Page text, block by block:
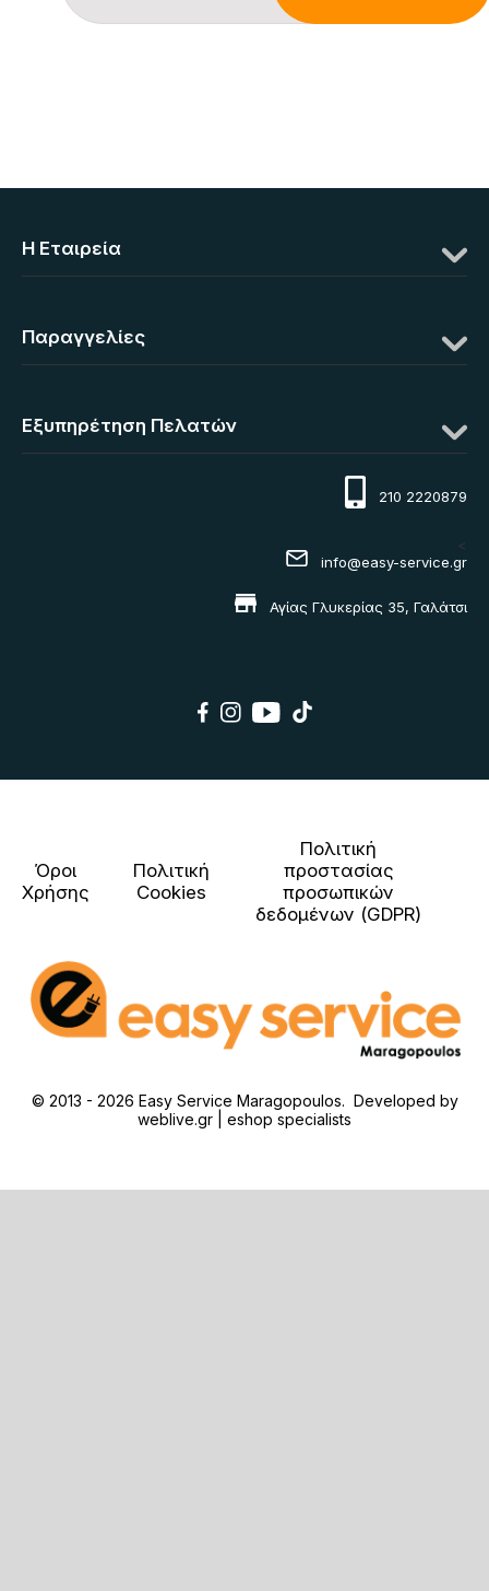
Η Eταιρεία
Παραγγελίες
Εξυπηρέτηση Πελατών
210 2220879
<
info@easy-service.gr
Αγίας Γλυκερίας 35, Γαλάτσι
Όροι
Χρήσης
Πολιτική
Cookies
Πολιτική
προστασίας
προσωπικών
δεδομένων (GDPR)
© 2013 - 2026 Easy Service Maragopoulos. Developed by
weblive.gr | eshop specialists